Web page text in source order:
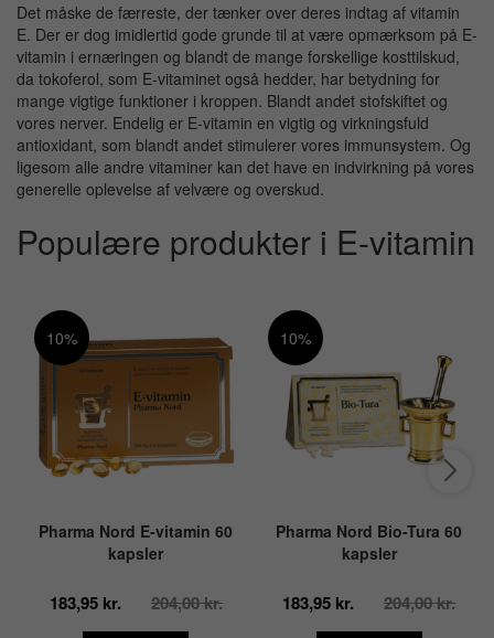
Det måske de færreste, der tænker over deres indtag af vitamin
E. Der er dog imidlertid gode grunde til at være opmærksom på E-
vitamin i ernæringen og blandt de mange forskellige kosttilskud,
da tokoferol, som E-vitaminet også hedder, har betydning for
mange vigtige funktioner i kroppen. Blandt andet stofskiftet og
vores nerver. Endelig er E-vitamin en vigtig og virkningsfuld
antioxidant, som blandt andet stimulerer vores immunsystem. Og
ligesom alle andre vitaminer kan det have en indvirkning på vores
generelle oplevelse af velvære og overskud.
Populære produkter i E-vitamin
10%
Pharma Nord E-vitamin 60
kapsler
183,95 kr. 204,00 kr.
10%
Pharma Nord Bio-Tura 60
kapsler
183,95 kr. 204,00 kr.